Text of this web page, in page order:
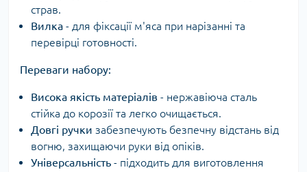
страв.
Вилка - для фіксації м'яса при нарізанні та
перевірці готовності.
Переваги набору:
Висока якість матеріалів - нержавіюча сталь
стійка до корозії та легко очищається.
Довгі ручки забезпечують безпечну відстань від
вогню, захищаючи руки від опіків.
Універсальність - підходить для виготовлення